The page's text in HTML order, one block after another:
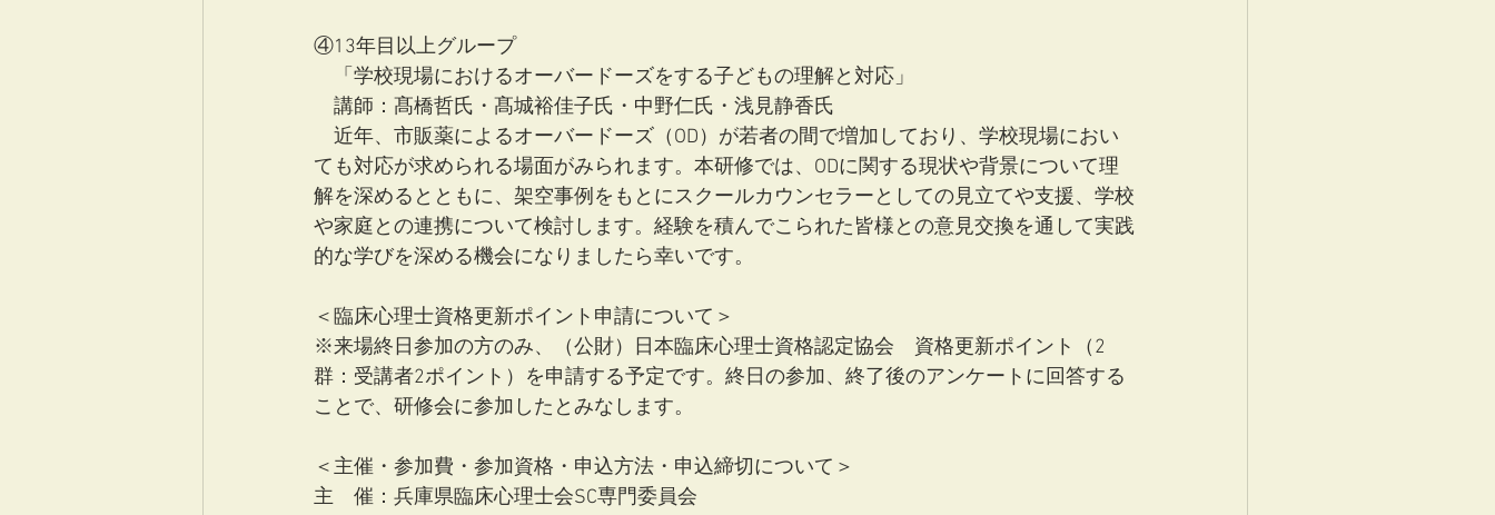
④13年目以上グループ
「学校現場におけるオーバードーズをする子どもの理解と対応」
講師：髙橋哲氏・髙城裕佳子氏・中野仁氏・浅見静香氏
近年、市販薬によるオーバードーズ（OD）が若者の間で増加しており、学校現場におい
ても対応が求められる場面がみられます。本研修では、ODに関する現状や背景について理
解を深めるとともに、架空事例をもとにスクールカウンセラーとしての見立てや支援、学校
や家庭との連携について検討します。経験を積んでこられた皆様との意見交換を通して実践
的な学びを深める機会になりましたら幸いです。
＜臨床心理士資格更新ポイント申請について＞
※来場終日参加の方のみ、（公財）日本臨床心理士資格認定協会　資格更新ポイント（2
群：受講者2ポイント）を申請する予定です。終日の参加、終了後のアンケートに回答する
ことで、研修会に参加したとみなします。
＜主催・参加費・参加資格・申込方法・申込締切について＞
主　催：兵庫県臨床心理士会SC専門委員会